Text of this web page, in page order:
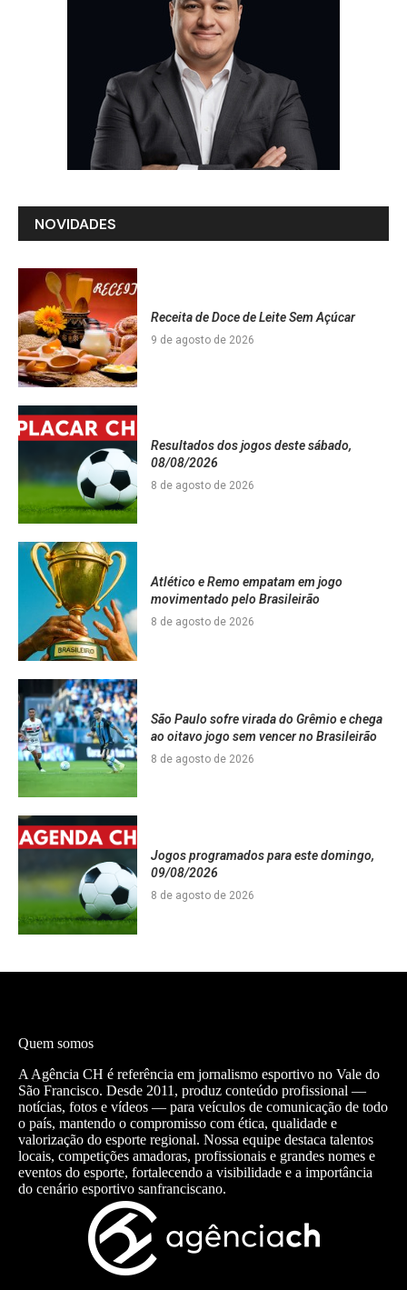
NOVIDADES
Receita de Doce de Leite Sem Açúcar
9 de agosto de 2026
Resultados dos jogos deste sábado,
08/08/2026
8 de agosto de 2026
Atlético e Remo empatam em jogo
movimentado pelo Brasileirão
8 de agosto de 2026
São Paulo sofre virada do Grêmio e chega
ao oitavo jogo sem vencer no Brasileirão
8 de agosto de 2026
Jogos programados para este domingo,
09/08/2026
8 de agosto de 2026
Quem somos
A Agência CH é referência em jornalismo esportivo no Vale do
São Francisco. Desde 2011, produz conteúdo profissional —
notícias, fotos e vídeos — para veículos de comunicação de todo
o país, mantendo o compromisso com ética, qualidade e
valorização do esporte regional. Nossa equipe destaca talentos
locais, competições amadoras, profissionais e grandes nomes e
eventos do esporte, fortalecendo a visibilidade e a importância
do cenário esportivo sanfranciscano.